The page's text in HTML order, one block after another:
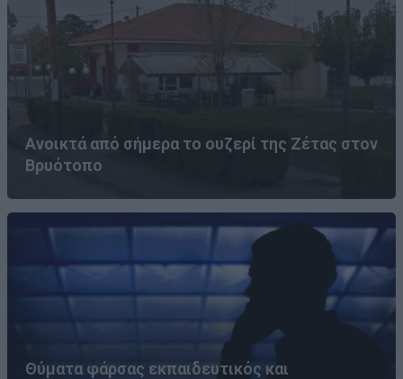
Ανοικτά από σήμερα το ουζερί της Ζέτας στον
Βρυότοπο
Θύματα φάρσας εκπαιδευτικός και